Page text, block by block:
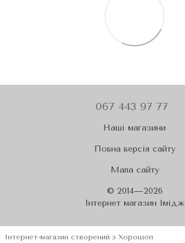
067 443 97 77
Наші магазини
Повна версія сайту
Мапа сайту
© 2014—2026
Iнтернет магазин Імідж
Інтернет-магазин створений з Хорошоп